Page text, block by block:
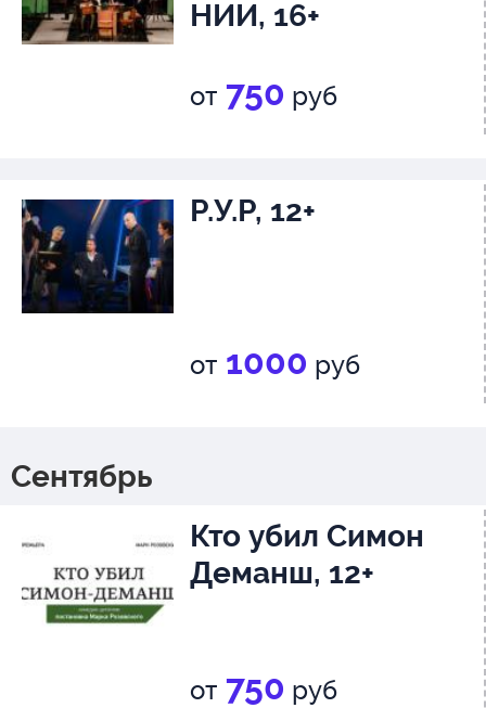
НИИ, 16+
от 750 руб
Р.У.Р, 12+
от 1000 руб
Сентябрь
Кто убил Симон
Деманш, 12+
от 750 руб